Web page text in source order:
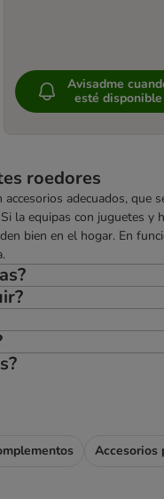
Avisadme
esté disponible
roedores
adecuados,
la equipas con juguetes y
bien en el hogar. En
Accesorios